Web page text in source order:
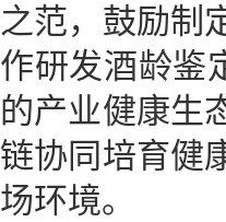
之范，鼓励制
作研发酒龄鉴
的产业健康生
链协同培育健
场环境。